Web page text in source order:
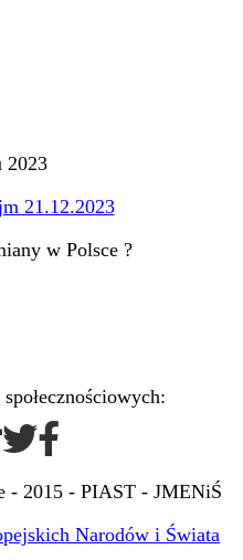
2023
21.12.2023
w Polsce ?
- 2015 - PIAST - JMENiŚ
Narodów i Świata